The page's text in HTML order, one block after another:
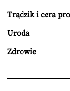
Trądzik i cera
Uroda
Zdrowie